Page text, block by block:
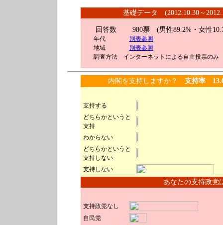
基礎データ (2012.10.30～
回答数 980票 (男性89.2%・女性
年代
別表参照
地域
別表参照
調査方法 インターネットによる自主投票のみ
内閣を支持しますか？ 支持率
支持する
どちらかというと
支持
わからない
どちらかというと
支持しない
支持しない
あなたの支持政党
支持政党なし
自民党